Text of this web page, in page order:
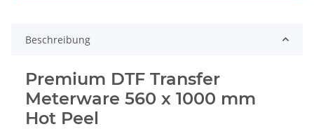
Beschreibung
Premium DTF Transfer
Meterware 560 x 1000 mm
Hot Peel